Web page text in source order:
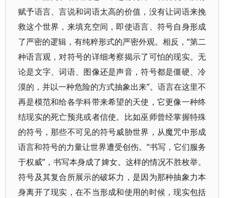
赋予语言、言说和词语太高的价值，没有让词语来挽
救这个世界，来填充空间，即使语言、符号自身形成
了严密的逻辑，有纯粹形式的严密外观。相反，“第二
种语言观，对符号的详细考察揭示了可怕的现实。无
论是文字、词语、图像还是声音，符号都是僵硬、冷
漠的，并以一种危险的方式抽象出来”。语言在这里不
再是模范和给各学科带来希望的天使，它更像一种终
结现实的死亡预兆或者信使。比如巫师曾经掌握特殊
的符号，那些不可见的符号威胁世界，从魔咒中形成
语言和符号的力量让世界遭受创伤。“书写，它们服务
于权威”，书写本身成了婢女。这样的情况不胜枚举。
符号及其复合所展示的破坏力，是因为那种抽象力本
身离开了现实，在不当形成和使用的时候，现实包括